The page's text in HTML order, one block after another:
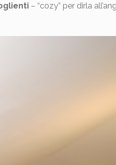
– “cozy” per dirla